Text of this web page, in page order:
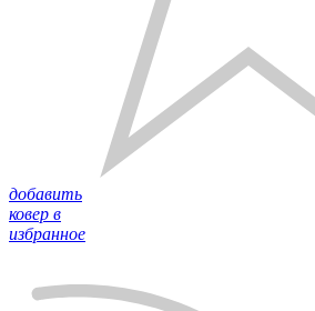
добавить
ковер в
избранное